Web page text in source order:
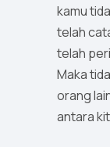
kamu
telah
telah
Maka
orang
antara